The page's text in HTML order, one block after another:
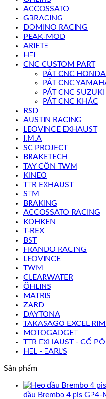
ACCOSSATO
GBRACING
DOMINO RACING
PEAK-MOD
ARIETE
HEL
CNC CUSTOM PART
PÁT CNC HONDA
PÁT CNC
PÁT CNC SUZUKI
PÁT CNC KHÁC
RSD
AUSTIN RACING
LEOVINCE EXHAUST
I.M.A
SC PROJECT
BRAKETECH
TAY CÔN TWM
KINEO
TTR EXHAUST
STM
BRAKING
ACCOSSATO RACING
KOHKEN
T-REX
BST
FRANDO RACING
LEOVINCE
TWM
CLEARWATER
ÖHLINS
MATRIS
ZARD
DAYTONA
TAKASAGO EXCEL RIM
MOTOGADGET
TTR EXHAUST - CỔ PÔ
HEL - EARL'S
Sản phẩm
dầu Brembo 4 pis GP4-